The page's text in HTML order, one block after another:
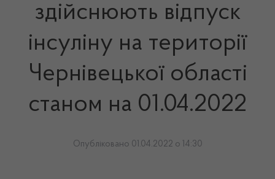
здійснюють відпуск
інсуліну на території
Чернівецької області
станом на 01.04.2022
Опубліковано 01.04.2022 о 14:30